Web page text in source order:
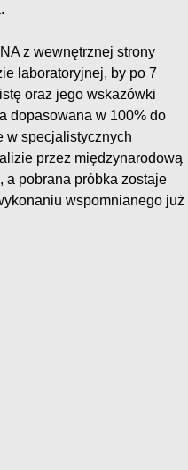
z wewnętrznej strony
laboratoryjnej, by po 7
oraz jego wskazówki
dopasowana w 100% do
w specjalistycznych
przez międzynarodową
a pobrana próbka zostaje
wspomnianego już